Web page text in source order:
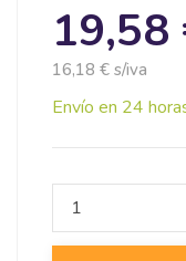
19,58
16,18 € s/iva
Envío en 24